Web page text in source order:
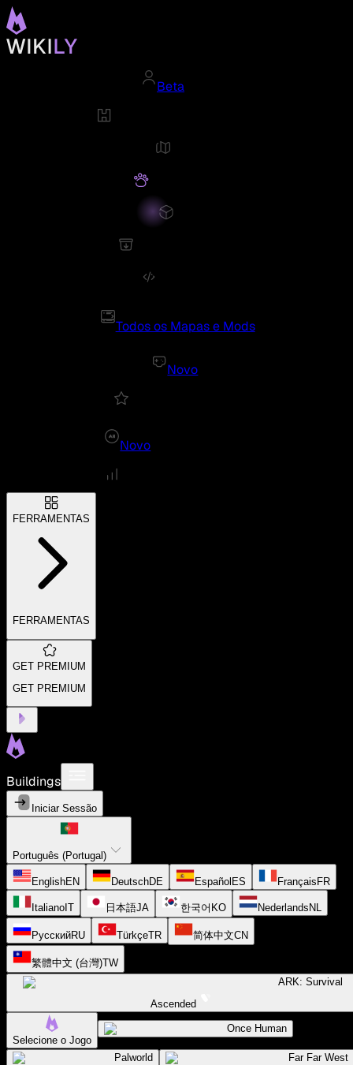
Beta
Todos os Mapas e Mods
Novo
Novo
FERRAMENTAS
FERRAMENTAS
GET PREMIUM
GET PREMIUM
Buildings
Iniciar Sessão
Português (Portugal)
EnglishEN DeutschDE Español ES Français FR
Italiano IT 日本語JA 한국어 KO Nederlands NL
РусскийRU TürkçeTR 简体中文CN
繁體中文 (台灣)TW
ARK: Survival
Ascended
Selecione o Jogo
Once Human
Palworld
Far Far West